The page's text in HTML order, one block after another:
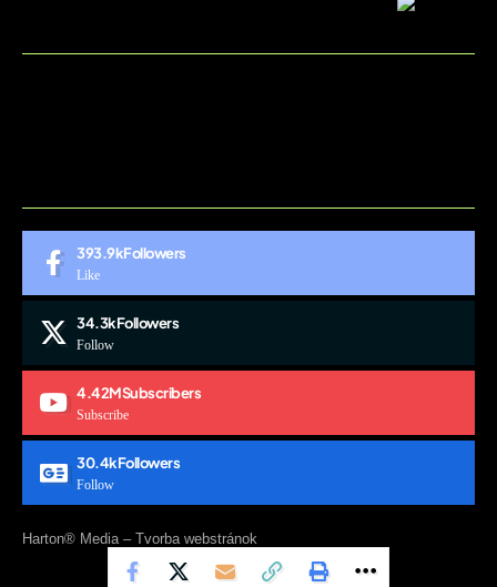
393.9kFollowers
Like
34.3kFollowers
Follow
4.42MSubscribers
Subscribe
30.4kFollowers
Follow
Harton® Media – Tvorba webstránok